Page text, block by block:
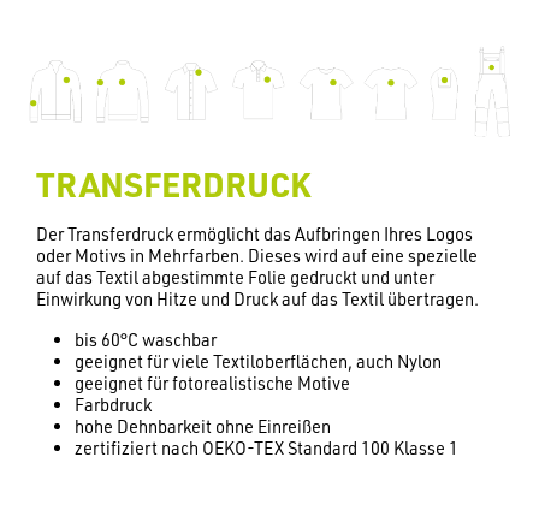
TRANSFERDRUCK
Der Transferdruck ermöglicht das Aufbringen Ihres Logos
oder Motivs in Mehrfarben. Dieses wird auf eine spezielle
auf das Textil abgestimmte Folie gedruckt und unter
Einwirkung von Hitze und Druck auf das Textil übertragen.
bis 60°C waschbar
geeignet für viele Textiloberflächen, auch Nylon
geeignet für fotorealistische Motive
Farbdruck
hohe Dehnbarkeit ohne Einreißen
zertifiziert nach OEKO-TEX Standard 100 Klasse 1